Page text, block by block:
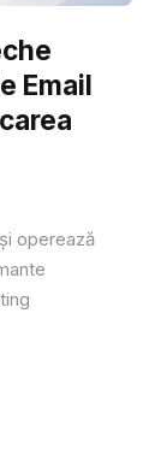
Email
operează